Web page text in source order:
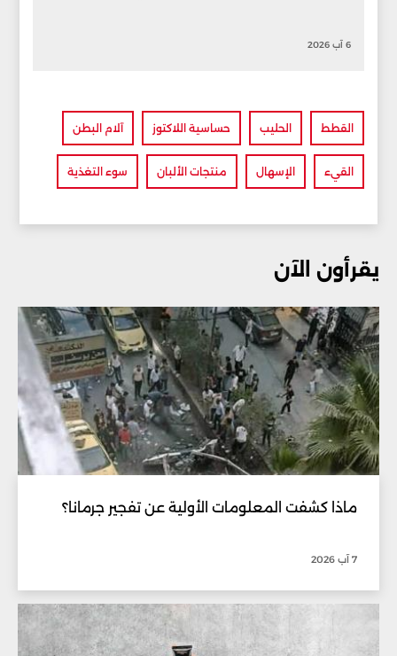
6 آب 2026
القطط الحليب حساسية اللاكتوز آلام البطن
القيء الإسهال منتجات الألبان سوء التغذية
يقرأون الآن
ماذا كشفت المعلومات الأولية عن تفجير جرمانا؟
7 آب 2026